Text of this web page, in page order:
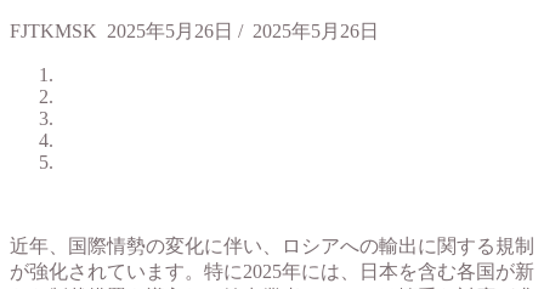
FJTKMSK 2025年5月26日 / 2025年5月26日
近年、国際情勢の変化に伴い、ロシアへの輸出に関する規制
が強化されています。特に2025年には、日本を含む各国が新